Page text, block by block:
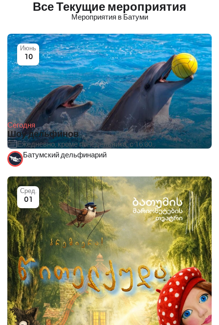
Все Текущие мероприятия
Мероприятия в Батуми
Сегодня
Шоу дельфинов
Ежедневно, кроме понедельника, с 16:00.
Июнь
10
Батумский дельфинарий
Сред.
01